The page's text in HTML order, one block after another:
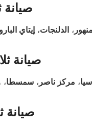
، الدلنجات، إيتاي
صيانة
، مركز ناصر ، سمسطا،
صيانة